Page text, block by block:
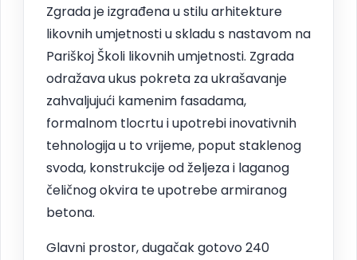
Zgrada je izgrađena u stilu arhitekture
likovnih umjetnosti u skladu s nastavom na
Pariškoj Školi likovnih umjetnosti. Zgrada
odražava ukus pokreta za ukrašavanje
zahvaljujući kamenim fasadama,
formalnom tlocrtu i upotrebi inovativnih
tehnologija u to vrijeme, poput staklenog
svoda, konstrukcije od željeza i laganog
čeličnog okvira te upotrebe armiranog
betona.
Glavni prostor, dugačak gotovo 240